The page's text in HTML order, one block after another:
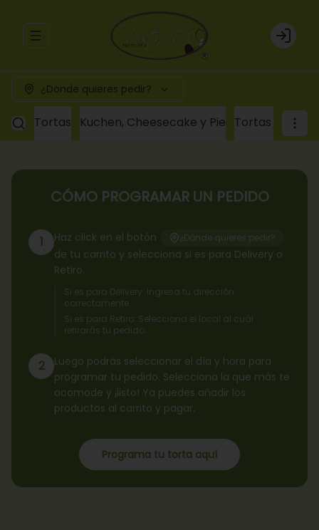
Abrir menu de navegación Login
¿Dónde quieres pedir?
Tortas Kuchen, Cheesecake y Pie Tortas a
CÓMO PROGRAMAR UN PEDIDO
1 Haz click en el botón ¿Dónde quieres pedir?
de tu carrito y selecciona si es para Delivery o
Retiro.
Si es para Delivery: Ingresa tu dirección
correctamente.
Si es para Retiro: Selecciona el local al cuál
retirarás tu pedido.
2
Luego podrás seleccionar el día y hora para
programar tu pedido. Selecciona la que más te
acomode y ¡listo! Ya puedes añadir los
productos al carrito y pagar.
Programa tu torta aquí